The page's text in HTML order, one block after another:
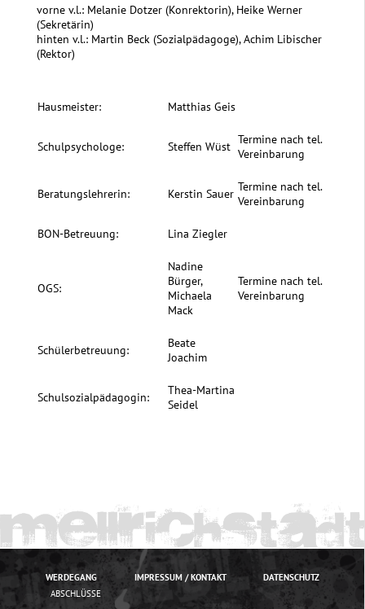
vorne v.l.: Melanie Dotzer (Konrektorin), Heike Werner
(Sekretärin)
hinten v.l.: Martin Beck (Sozialpädagoge), Achim Libischer
(Rektor)
Hausmeister: Matthias Geis
Schulpsychologe: Steffen Wüst Termine nach tel.
Vereinbarung
Beratungslehrerin: Kerstin Sauer Termine nach tel.
Vereinbarung
BON-Betreuung: Lina Ziegler
OGS:
Nadine
Bürger,
Michaela
Mack
Termine nach tel.
Vereinbarung
Schülerbetreuung:
Beate
Joachim
Schulsozialpädagogin:
Thea-Martina
Seidel
WERDEGANG
ABSCHLÜSSE
IMPRESSUM / KONTAKT DATENSCHUTZ